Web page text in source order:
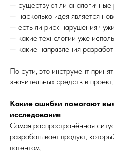
— существуют ли аналогичные
— насколько идея является
— есть ли риск нарушения
— какие технологии уже
— какие направления
По сути, это инструмент
значительных средств в проект.
Какие ошибки помогают
исследования
Самая распространённая
разрабатывает продукт,
патентом.